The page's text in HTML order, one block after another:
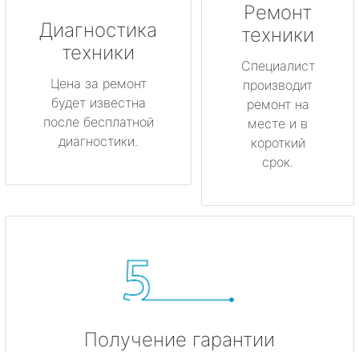
Диагностика
техники
Цена за ремонт
будет известна
после бесплатной
диагностики.
Ремонт
техники
Специалист
производит
ремонт на
месте и в
короткий
срок.
Получение гарантии